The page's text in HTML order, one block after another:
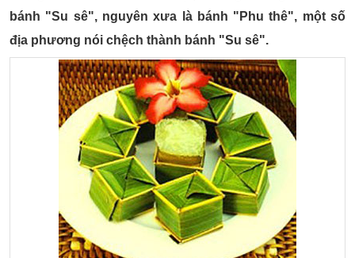
bánh "Su sê", nguyên xưa là bánh "Phu thê", một số
địa phương nói chệch thành bánh "Su sê".